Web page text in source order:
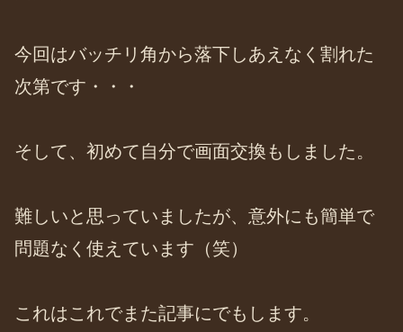
今回はバッチリ角から落下しあえなく割れた
次第です・・・
そして、初めて自分で画面交換もしました。
難しいと思っていましたが、意外にも簡単で
問題なく使えています（笑）
これはこれでまた記事にでもします。